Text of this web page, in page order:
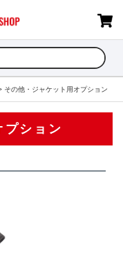
その他・ジャケット用オプション
プション